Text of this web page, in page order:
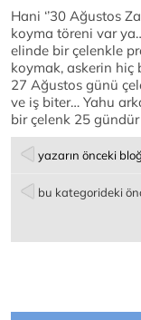
Hani ‘’30 Ağustos
koyma töreni var
elinde bir çelenkle
koymak, askerin hiç
27 Ağustos günü
ve iş biter… Yahu
bir çelenk 25 gündür
yazarın önceki
bu kategorideki